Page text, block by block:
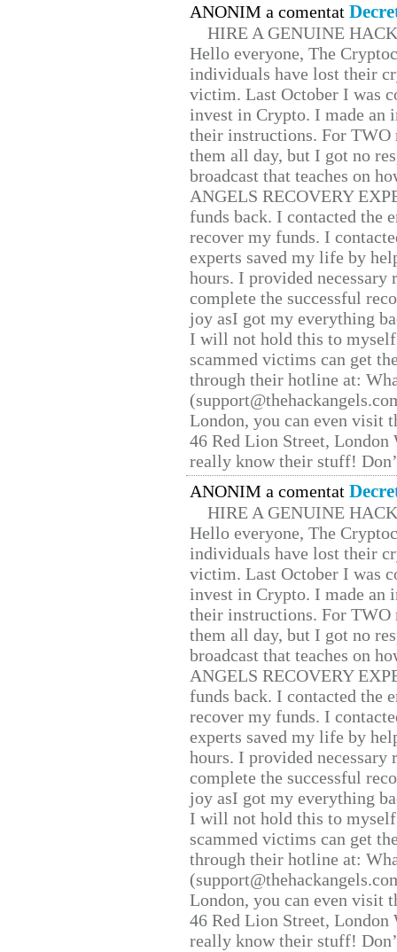
ANONIM a comentat
HIRE A GENUINE
Hello everyone, The
individuals have lost their
victim. Last October I was
invest in Crypto. I made
their instructions. For TWO
them all day, but I got no
broadcast that teaches on
ANGELS RECOVERY
funds back. I contacted the
recover my funds. I
experts saved my life by
hours. I provided
complete the successful
joy asI got my everything
I will not hold this to
scammed victims can get
through their hotline at:
London, you can even visit
46 Red Lion Street, London
really know their stuff!
ANONIM a comentat
HIRE A GENUINE
Hello everyone, The
individuals have lost their
victim. Last October I was
invest in Crypto. I made
their instructions. For TWO
them all day, but I got no
broadcast that teaches on
ANGELS RECOVERY
funds back. I contacted the
recover my funds. I
experts saved my life by
hours. I provided
complete the successful
joy asI got my everything
I will not hold this to
scammed victims can get
through their hotline at:
London, you can even visit
46 Red Lion Street, London
really know their stuff!